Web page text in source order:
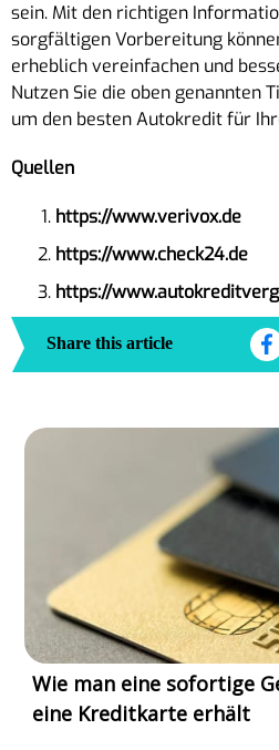
sein. Mit den richtigen
sorgfältigen Vorbereitung
erheblich vereinfachen und
Nutzen Sie die oben genannten
um den besten Autokredit für
Quellen
https://www.verivox.de
https://www.check24.de
https://
Share this article
Wie man eine sofortige
eine Kreditkarte erhält